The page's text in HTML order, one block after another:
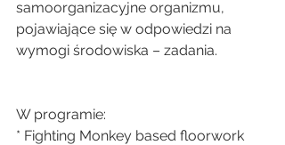
samoorganizacyjne organizmu,
pojawiające się w odpowiedzi na
wymogi środowiska – zadania.
W programie:
* Fighting Monkey based floorwork